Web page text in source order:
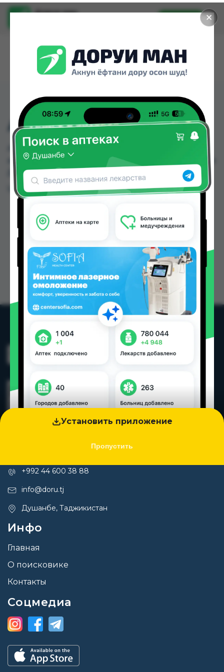
✕
Установить приложение
Пропустить
Доруи ман
Установить
АМПИСИЛИН 1Г
АМПИСИЛИН 1Г можно купить или заказать в
аптеках, Дорухона Зубайда по цене от 3.00 TJS в
Душанбе и других городах Таджикистана
Цена: от
3.00 TJS
+992 44 600 38 88
info@doru.tj
Душанбе, Таджикистан
Инфо
Главная
О поисковике
Контакты
Соцмедиа